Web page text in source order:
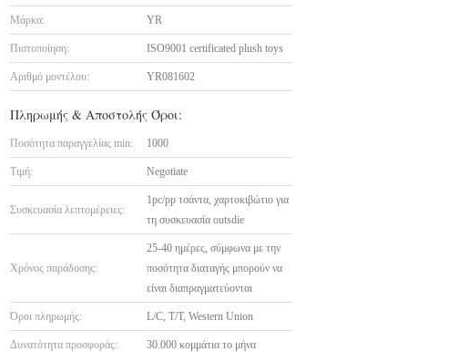
Μάρκα: YR
Πιστοποίηση: ISO9001 certificated plush toys
Αριθμό μοντέλου: YR081602
Πληρωμής & Αποστολής Όροι:
Ποσότητα παραγγελίας min: 1000
Τιμή: Negotiate
Συσκευασία λεπτομέρειες:
1pc/pp τσάντα, χαρτοκιβώτιο για
τη συσκευασία outsdie
Χρόνος παράδοσης:
25-40 ημέρες, σύμφωνα με την
ποσότητα διαταγής μπορούν να
είναι διαπραγματεύονται
Όροι πληρωμής: L/C, T/T, Western Union
Δυνατότητα προσφοράς: 30.000 κομμάτια το μήνα